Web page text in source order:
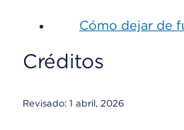
Cómo dejar de
Créditos
Revisado: 1 abril, 2026